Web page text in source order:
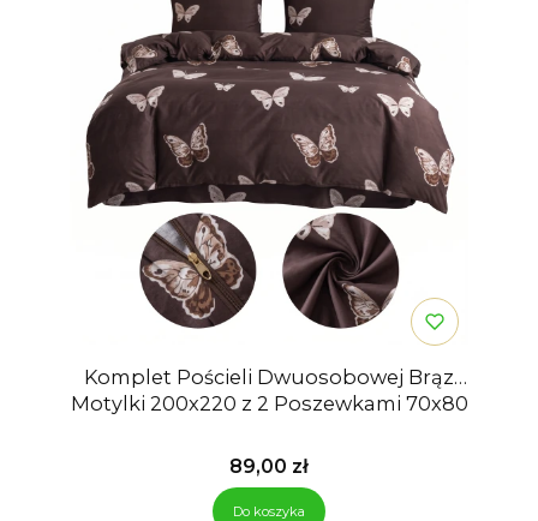
Komplet Pościeli Dwuosobowej Brąz
Motylki 200x220 z 2 Poszewkami 70x80
Cena
89,00 zł
Do koszyka